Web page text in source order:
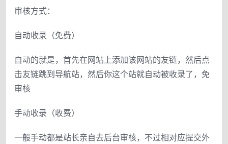
审核方式：
自动收录（免费）
自动的就是，首先在网站上添加该网站的友链，然后点
击友链跳到导航站，然后你这个站就自动被收录了，免
审核
手动收录（收费）
一般手动都是站长亲自去后台审核，不过相对应提交外